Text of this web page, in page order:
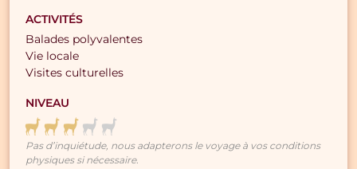
ACTIVITÉS
Balades polyvalentes
Vie locale
Visites culturelles
NIVEAU
Pas d’inquiétude, nous adapterons le voyage à vos conditions
physiques si nécessaire.